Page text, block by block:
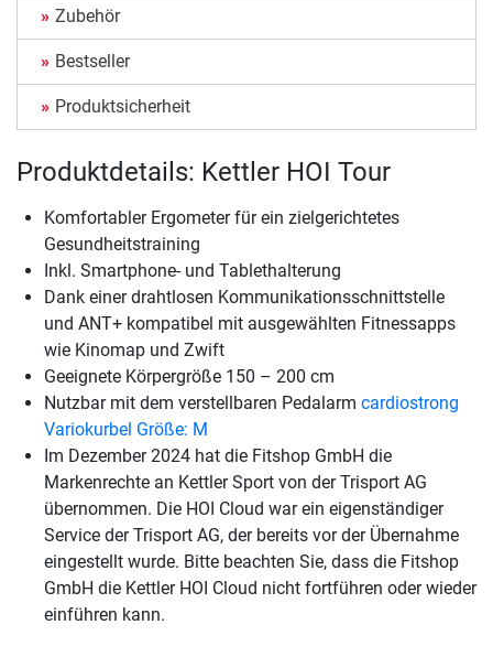
Zubehör
Bestseller
Produktsicherheit
Produktdetails: Kettler HOI Tour
Komfortabler Ergometer für ein zielgerichtetes
Gesundheitstraining
Inkl. Smartphone- und Tablethalterung
Dank einer drahtlosen Kommunikationsschnittstelle
und ANT+ kompatibel mit ausgewählten Fitnessapps
wie Kinomap und Zwift
Geeignete Körpergröße 150 – 200 cm
Nutzbar mit dem verstellbaren Pedalarm cardiostrong
Variokurbel Größe: M
Im Dezember 2024 hat die Fitshop GmbH die
Markenrechte an Kettler Sport von der Trisport AG
übernommen. Die HOI Cloud war ein eigenständiger
Service der Trisport AG, der bereits vor der Übernahme
eingestellt wurde. Bitte beachten Sie, dass die Fitshop
GmbH die Kettler HOI Cloud nicht fortführen oder wieder
einführen kann.